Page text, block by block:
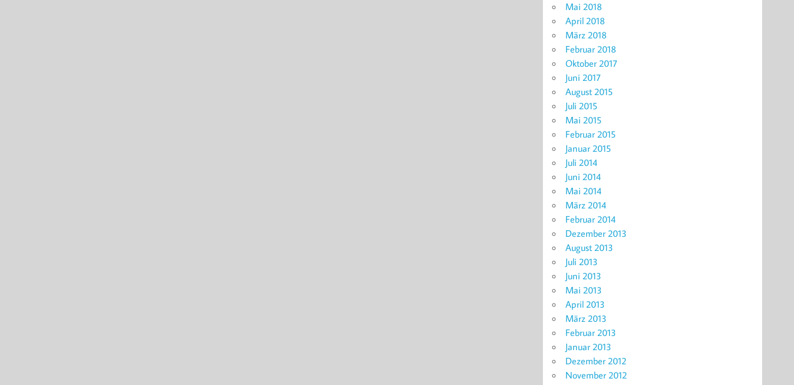
Mai 2018
April 2018
März 2018
Februar 2018
Oktober 2017
Juni 2017
August 2015
Juli 2015
Mai 2015
Februar 2015
Januar 2015
Juli 2014
Juni 2014
Mai 2014
März 2014
Februar 2014
Dezember 2013
August 2013
Juli 2013
Juni 2013
Mai 2013
April 2013
März 2013
Februar 2013
Januar 2013
Dezember 2012
November 2012